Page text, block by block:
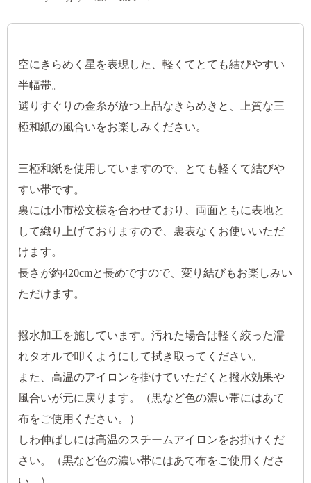
空にきらめく星を表現した、軽くてとても結びやすい
半幅帯。
選りすぐりの金糸が放つ上品なきらめきと、上質な三
椏和紙の風合いをお楽しみください。
三椏和紙を使用していますので、とても軽くて結びや
すい帯です。
裏には小市松文様を合わせており、両面ともに表地と
して織り上げておりますので、裏表なくお使いいただ
けます。
長さが約420cmと長めですので、変り結びもお楽しみい
ただけます。
撥水加工を施しています。汚れた場合は軽く絞った濡
れタオルで叩くようにして拭き取ってください。
また、高温のアイロンを掛けていただくと撥水効果や
風合いが元に戻ります。（黒など色の濃い帯にはあて
布をご使用ください。）
しわ伸ばしには高温のスチームアイロンをお掛けくだ
さい。（黒など色の濃い帯にはあて布をご使用くださ